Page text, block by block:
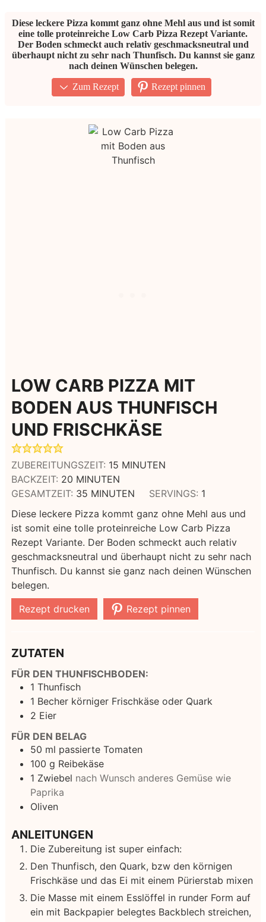
Diese leckere Pizza kommt ganz ohne Mehl aus und ist somit
eine tolle proteinreiche Low Carb Pizza Rezept Variante.
Der Boden schmeckt auch relativ geschmacksneutral und
überhaupt nicht zu sehr nach Thunfisch. Du kannst sie ganz
nach deinen Wünschen belegen.
Zum Rezept Rezept pinnen
LOW CARB PIZZA MIT
BODEN AUS THUNFISCH
UND FRISCHKÄSE
ZUBEREITUNGSZEIT: 15 MINUTEN
MINUTEN
BACKZEIT: 20 MINUTEN
MINUTEN
GESAMTZEIT: 35 MINUTEN
MINUTEN SERVINGS: 1
Diese leckere Pizza kommt ganz ohne Mehl aus und
ist somit eine tolle proteinreiche Low Carb Pizza
Rezept Variante. Der Boden schmeckt auch relativ
geschmacksneutral und überhaupt nicht zu sehr nach
Thunfisch. Du kannst sie ganz nach deinen Wünschen
belegen.
Rezept drucken
Rezept pinnen
ZUTATEN
FÜR DEN THUNFISCHBODEN:
1 Thunfisch
1 Becher körniger Frischkäse oder Quark
2 Eier
FÜR DEN BELAG
50 ml passierte Tomaten
100 g Reibekäse
1 Zwiebel nach Wunsch anderes Gemüse wie
Paprika
Oliven
ANLEITUNGEN
Die Zubereitung ist super einfach:
Den Thunfisch, den Quark, bzw den körnigen
Frischkäse und das Ei mit einem Pürierstab mixen
Die Masse mit einem Esslöffel in runder Form auf
ein mit Backpapier belegtes Backblech streichen,